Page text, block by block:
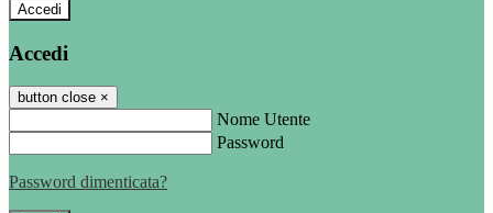
Accedi
Accedi
button close ×
Nome Utente
Password
Password dimenticata?